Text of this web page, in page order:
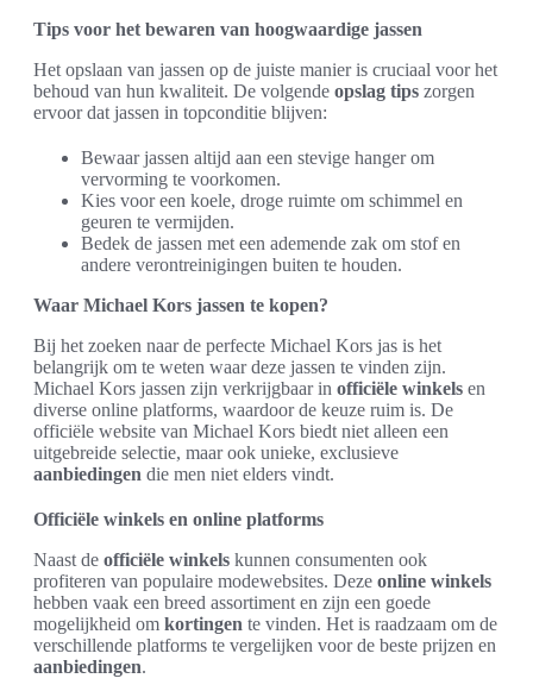
Tips voor het bewaren van hoogwaardige jassen
Het opslaan van jassen op de juiste manier is cruciaal voor het
behoud van hun kwaliteit. De volgende opslag tips zorgen
ervoor dat jassen in topconditie blijven:
Bewaar jassen altijd aan een stevige hanger om
vervorming te voorkomen.
Kies voor een koele, droge ruimte om schimmel en
geuren te vermijden.
Bedek de jassen met een ademende zak om stof en
andere verontreinigingen buiten te houden.
Waar Michael Kors jassen te kopen?
Bij het zoeken naar de perfecte Michael Kors jas is het
belangrijk om te weten waar deze jassen te vinden zijn.
Michael Kors jassen zijn verkrijgbaar in officiële winkels en
diverse online platforms, waardoor de keuze ruim is. De
officiële website van Michael Kors biedt niet alleen een
uitgebreide selectie, maar ook unieke, exclusieve
aanbiedingen die men niet elders vindt.
Officiële winkels en online platforms
Naast de officiële winkels kunnen consumenten ook
profiteren van populaire modewebsites. Deze online winkels
hebben vaak een breed assortiment en zijn een goede
mogelijkheid om kortingen te vinden. Het is raadzaam om de
verschillende platforms te vergelijken voor de beste prijzen en
aanbiedingen.